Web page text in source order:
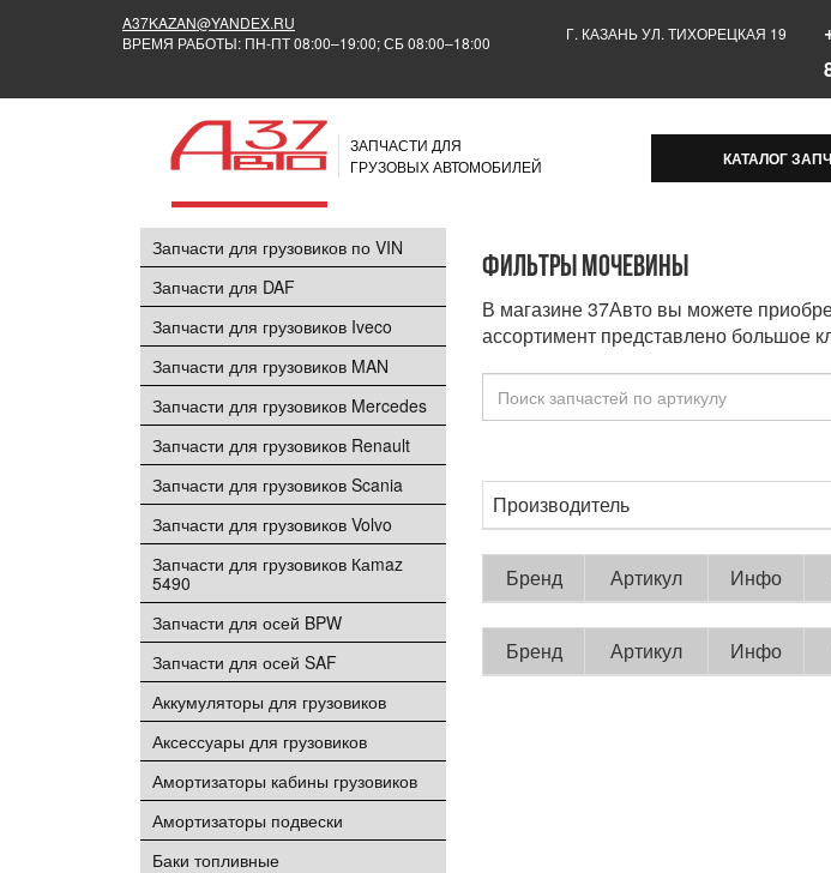
A37KAZAN@YANDEX.RU
ВРЕМЯ РАБОТЫ: ПН-ПТ 08:00–19:00; СБ 08:00–18:00
Г. КАЗАНЬ УЛ. ТИХОРЕЦКАЯ 19
ЗАПЧАСТИ ДЛЯ
ГРУЗОВЫХ АВТОМОБИЛЕЙ
КАТАЛОГ
Запчасти для грузовиков по VIN
Запчасти для DAF
Запчасти для грузовиков Iveco
Запчасти для грузовиков MAN
Запчасти для грузовиков Mercedes
Запчасти для грузовиков Renault
Запчасти для грузовиков Scania
Запчасти для грузовиков Volvo
Запчасти для грузовиков Каmaz
5490
Запчасти для осей BPW
Запчасти для осей SAF
Аккумуляторы для грузовиков
Аксессуары для грузовиков
Амортизаторы кабины грузовиков
Амортизаторы подвески
Баки топливные
Фильтры мочевины
В магазине 37Авто вы можете
ассортимент представлено большое
Производитель
Бренд Артикул Инфо
Бренд Артикул Инфо